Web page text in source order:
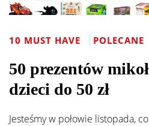
10 MUST HAVE POLECANE
50 prezentów
dzieci do 50 zł
Jesteśmy w połowie listopada,